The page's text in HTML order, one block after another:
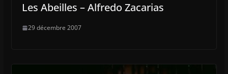
Les Abeilles – Alfredo Zacarias
29 décembre 2007